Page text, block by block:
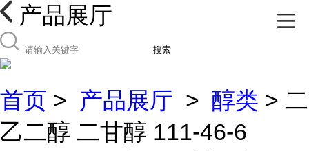
产品展厅
搜索
首页 > 产品展厅 > 醇类 > 二
乙二醇 二甘醇 111-46-6